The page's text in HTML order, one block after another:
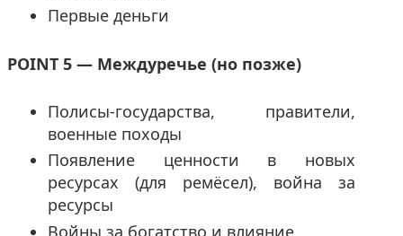
Первые деньги
POINT 5 — Междуречье (но позже)
Полисы-государства, правители,
военные походы
Появление ценности в новых
ресурсах (для ремёсел), война за
ресурсы
Войны за богатство и влияние